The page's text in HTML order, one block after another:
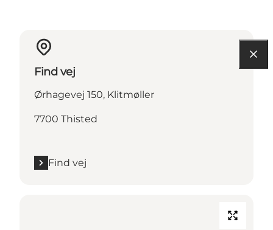
Find vej
Ørhagevej 150, Klitmøller
7700 Thisted
Find vej